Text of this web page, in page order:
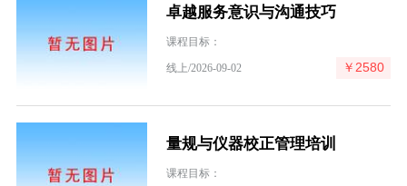
卓越服务意识与沟通技巧
课程目标：
线上/2026-09-02 ￥2580
量规与仪器校正管理培训
课程目标：